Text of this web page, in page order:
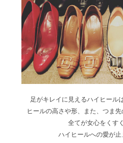
足がキレイに見えるハイヒール
ヒールの高さや形、また、つま
全てが女心をくす
ハイヒールへの愛が止